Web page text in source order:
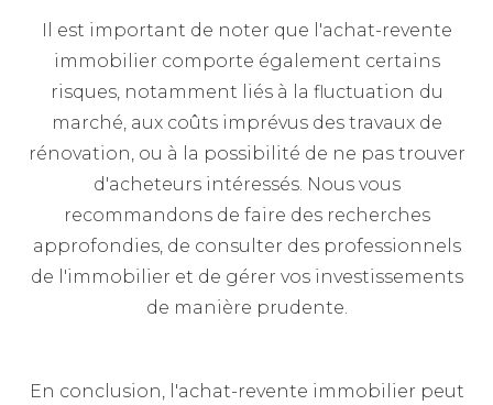
Il est important de noter que l'achat-revente
immobilier comporte également certains
risques, notamment liés à la fluctuation du
marché, aux coûts imprévus des travaux de
rénovation, ou à la possibilité de ne pas trouver
d'acheteurs intéressés. Nous vous
recommandons de faire des recherches
approfondies, de consulter des professionnels
de l'immobilier et de gérer vos investissements
de manière prudente.
En conclusion, l'achat-revente immobilier peut